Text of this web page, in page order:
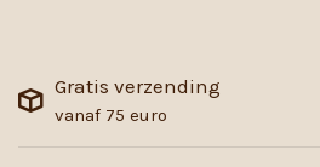
Gratis verzending
vanaf 75 euro